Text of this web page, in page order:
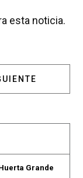
esta noticia.
Grande